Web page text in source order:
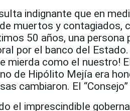
indignante que en
muertos y contagiados,
50 años, una
por el banco del Estado.
mierda como el nuestro!
de Hipólito Mejía era
cambiaron. El
el imprescindible